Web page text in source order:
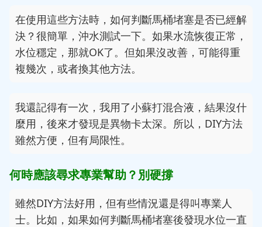
在使用這些方法時，如何判斷馬桶堵塞是否已經解
決？很簡單，沖水測試一下。如果水流恢復正常，
水位穩定，那就OK了。但如果沒改善，可能得重
複幾次，或者換其他方法。
我還記得有一次，我用了小蘇打混合液，結果沒什
麼用，後來才發現是異物卡太深。所以，DIY方法
雖然方便，但有局限性。
何時應該尋求專業幫助？別硬撐
雖然DIY方法好用，但有些情況還是得叫專業人
士。比如，如果如何判斷馬桶堵塞後發現水位一直